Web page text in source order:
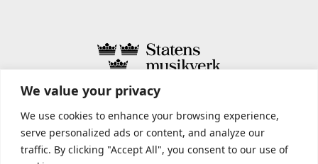
We value your privacy
We use cookies to enhance your browsing experience,
serve personalized ads or content, and analyze our
traffic. By clicking "Accept All", you consent to our use of
STATENS MUSIKVERK INCLUDES